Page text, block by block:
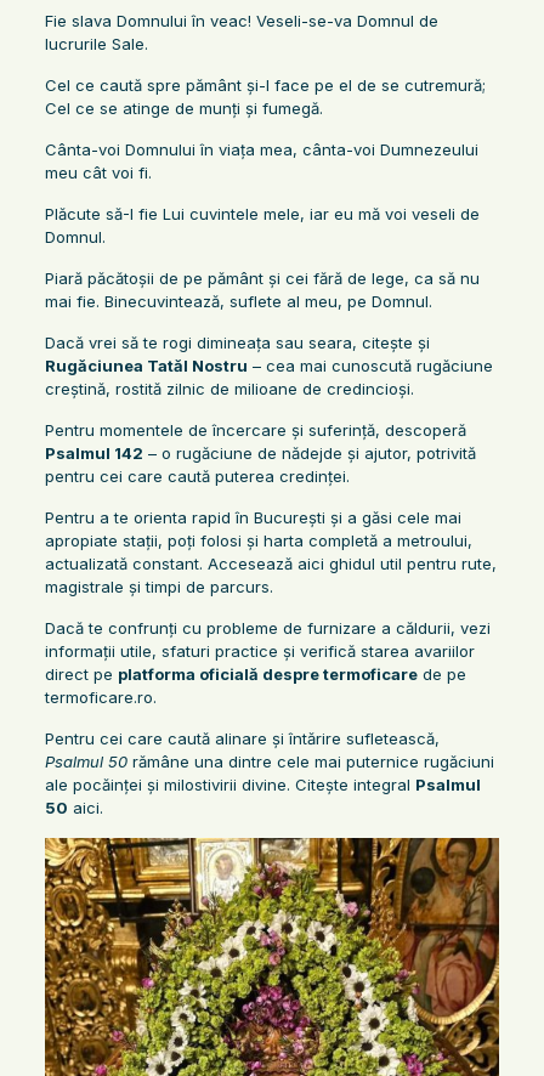
Fie slava Domnului în veac! Veseli-se-va Domnul de
lucrurile Sale.
Cel ce caută spre pământ şi-l face pe el de se cutremură;
Cel ce se atinge de munţi şi fumegă.
Cânta-voi Domnului în viaţa mea, cânta-voi Dumnezeului
meu cât voi fi.
Plăcute să-I fie Lui cuvintele mele, iar eu mă voi veseli de
Domnul.
Piară păcătoşii de pe pământ şi cei fără de lege, ca să nu
mai fie. Binecuvintează, suflete al meu, pe Domnul.
Dacă vrei să te rogi dimineața sau seara, citește și
Rugăciunea Tatăl Nostru – cea mai cunoscută rugăciune
creștină, rostită zilnic de milioane de credincioși.
Pentru momentele de încercare și suferință, descoperă
Psalmul 142 – o rugăciune de nădejde și ajutor, potrivită
pentru cei care caută puterea credinței.
Pentru a te orienta rapid în București și a găsi cele mai
apropiate stații, poți folosi și harta completă a metroului,
actualizată constant. Accesează aici ghidul util pentru rute,
magistrale și timpi de parcurs.
Dacă te confrunți cu probleme de furnizare a căldurii, vezi
informații utile, sfaturi practice și verifică starea avariilor
direct pe platforma oficială despre termoficarede pe
termoficare.ro.
Pentru cei care caută alinare și întărire sufletească,
Psalmul 50rămâne una dintre cele mai puternice rugăciuni
ale pocăinței și milostivirii divine. Citește integral Psalmul
50 aici.